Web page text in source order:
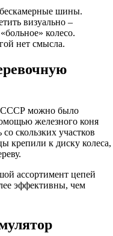
шины.
визуально –
колесо.
нет смысла.
СССР можно было
железного коня
скользких участков
крепили к диску колеса,
ассортимент цепей
эффективны, чем